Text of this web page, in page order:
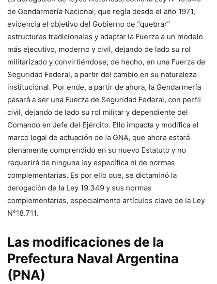
de Gendarmería Nacional, que regía desde el año 1971,
evidencia el objetivo del Gobierno de “quebrar”
estructuras tradicionales y adaptar la Fuerza a un modelo
más ejecutivo, moderno y civil, dejando de lado su rol
militarizado y convirtiéndose, de hecho, en una Fuerza de
Seguridad Federal, a partir del cambio en su naturaleza
institucional. Por ende, a partir de ahora, la Gendarmería
pasará a ser una Fuerza de Seguridad Federal, con perfil
civil, dejando de lado su rol militar y dependiente del
Comando en Jefe del Ejército. Ello impacta y modifica el
marco legal de actuación de la GNA, que ahora estará
plenamente comprendido en su nuevo Estatuto y no
requerirá de ninguna ley específica ni de normas
complementarias. Es por ello que, se dictaminó la
derogación de la Ley 19.349 y sus normas
complementarias, especialmente artículos clave de la Ley
N°18.711.
Las modificaciones de la
Prefectura Naval Argentina
(PNA)